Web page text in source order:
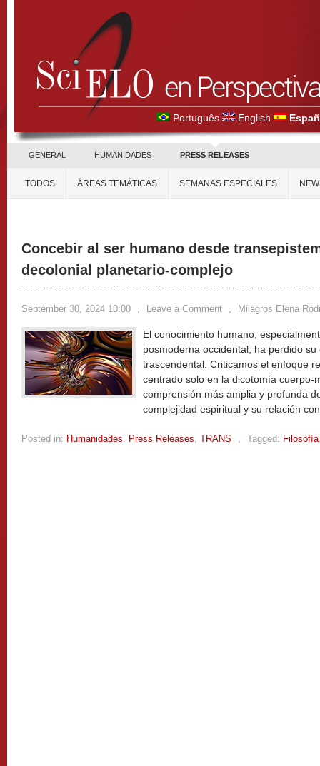
Português English
GENERAL HUMANIDADES PRESS RELEASES
TODOS ÁREAS TEMÁTICAS SEMANAS ESPECIALES
Concebir al ser humano desde
decolonial planetario-complejo
September 30, 2024 10:00 , Leave a Comment , Milagros Elena
El conocimiento humano,
posmoderna occidental, ha perdido
trascendental. Criticamos el enfoque
centrado solo en la dicotomía cuerpo-
comprensión más amplia y profunda
complejidad espiritual y su relación
Posted in: Humanidades, Press Releases, TRANS , Tagged: Filosofía